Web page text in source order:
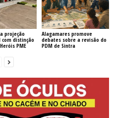
projeção
distinção
PME
Alagamares promove
debates sobre a revisão do
PDM de Sintra